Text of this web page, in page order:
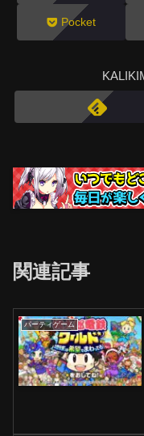
Pocket
関連記事
パーティゲーム